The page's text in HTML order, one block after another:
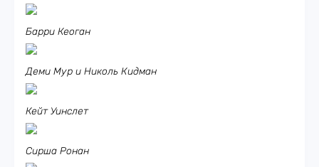
Барри Кеоган
Деми Мур и Николь Кидман
Кейт Уинслет
Сирша Ронан